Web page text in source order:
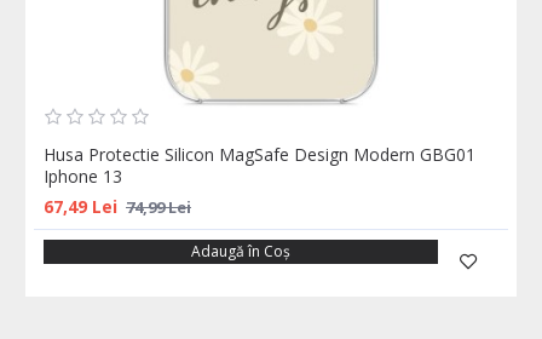
Husa Protectie Silicon MagSafe Design Modern GBG01
Iphone 13
67,49 Lei 74,99 Lei
Adaugă în Coş